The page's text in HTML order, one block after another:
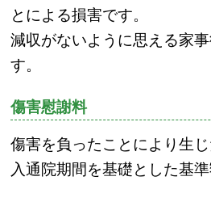
とによる損害です。
減収がないように思える家
す。
傷害慰謝料
傷害を負ったことにより生
入通院期間を基礎とした基